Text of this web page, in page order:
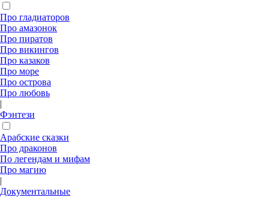
Про гладиаторов
Про амазонок
Про пиратов
Про викингов
Про казаков
Про море
Про острова
Про любовь
|
Фэнтези
Арабские сказки
Про драконов
По легендам и мифам
Про магию
|
Документальные